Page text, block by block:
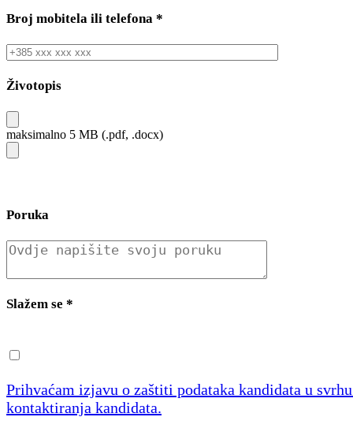
Broj mobitela ili telefona *
Životopis
maksimalno 5 MB (.pdf, .docx)
Poruka
Slažem se *
Prihvaćam izjavu o zaštiti podataka kandidata u
kontaktiranja kandidata.